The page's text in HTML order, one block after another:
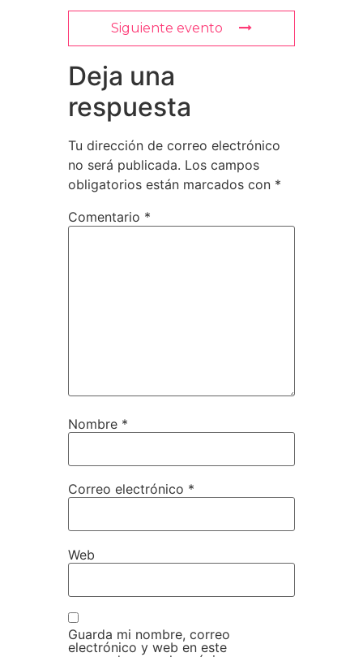
Siguiente evento
Deja una
respuesta
Tu dirección de correo electrónico
no será publicada. Los campos
obligatorios están marcados con *
Comentario *
Nombre *
Correo electrónico *
Web
Guarda mi nombre, correo
electrónico y web en este